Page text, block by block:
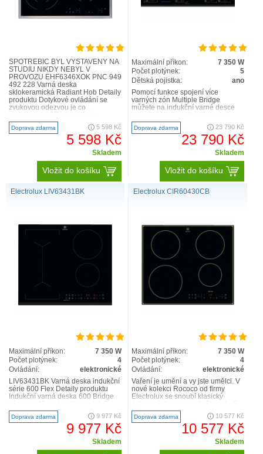
SPOTŘEBIČ BYL VYSTAVENÝ NA
STUDIU NIKDY NEBYL V
PROVOZU EHF6346XOK PNC 949
492 228 Varná deska
sklokeramická Radiant Hob Detaily
produktu Dotykové ovládání se
zvukovou odezvou je co
čitelnost a poskytuje více místa pro
kreativitu při vařen..
Doprava zdarma 5 598 Kč
5 598 Kč
Skladem
Vložit do košíku
Maximální příkon:
7 350 W
Počet plotýnek:
5
Dětská pojistka:
ano
Pomocí funkce spojení více
varných zón Multiple Bridge
můžete na indukční varné desce
přípravě jídla. Kombinované var..
Doprava zdarma 23 790 Kč
23 790 Kč
Skladem
Vložit do košíku
Electrolux LIV63431BK
Maximální příkon:
7 350 W
Počet plotýnek:
4
Ovládání:
elektronické
LIV63431BK Varná deska indukční
série 600 Flex Detaily produktu
Indukční varná deska 600 Bridge
různé varné zóny a ..
Doprava zdarma 9 977 Kč
9 977 Kč
Skladem
Electrolux CIR60430CB
Maximální příkon:
7 350 W
Počet plotýnek:
4
Ovládání:
elektronické
Vaření je umění a vy jste umělci. V
nové kolekci Rococo od firmy
Electrolux se snoubí klasický
Konečně máte spotřebi..
Doprava zdarma 10 577 Kč
10 577 Kč
Skladem